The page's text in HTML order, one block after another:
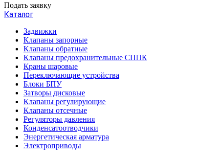
Подать заявку
Каталог
Задвижки
Клапаны запорные
Клапаны обратные
Клапаны предохранительные СППК
Краны шаровые
Переключающие устройства
Блоки БПУ
Затворы дисковые
Клапаны регулирующие
Клапаны отсечные
Регуляторы давления
Конденсатоотводчики
Энергетическая арматура
Электроприводы